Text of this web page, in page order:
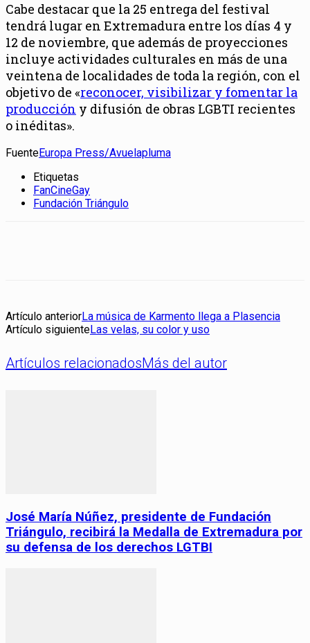
Cabe destacar que la 25 entrega del festival
tendrá lugar en Extremadura entre los días 4 y
12 de noviembre, que además de proyecciones
incluye actividades culturales en más de una
veintena de localidades de toda la región, con el
objetivo de «reconocer, visibilizar y fomentar la
producción y difusión de obras LGBTI recientes
o inéditas».
FuenteEuropa Press/Avuelapluma
Etiquetas
FanCineGay
Fundación Triángulo
Artículo anteriorLa música de Karmento llega a Plasencia
Artículo siguienteLas velas, su color y uso
Artículos relacionadosMás del autor
José María Núñez, presidente de Fundación
Triángulo, recibirá la Medalla de Extremadura por
su defensa de los derechos LGTBI